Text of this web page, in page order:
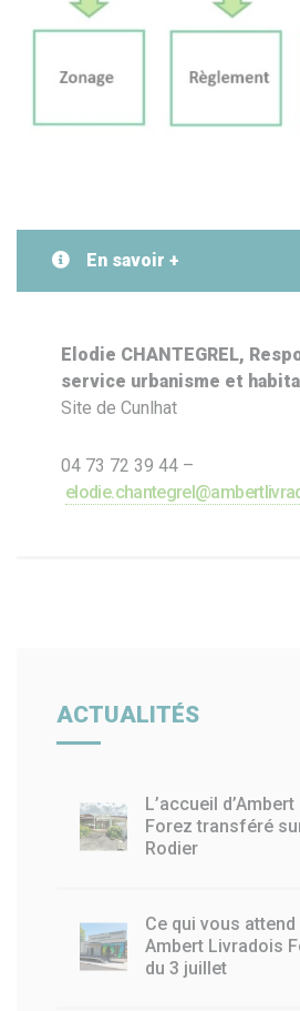
En savoir +
Elodie CHANTEGREL,
service urbanisme et
Site de Cunlhat
04 73 72 39 44 –
ACTUALITÉS
L’accueil
Forez transféré
Rodier
Ce qui vous
Ambert Livradois
du 3 juillet